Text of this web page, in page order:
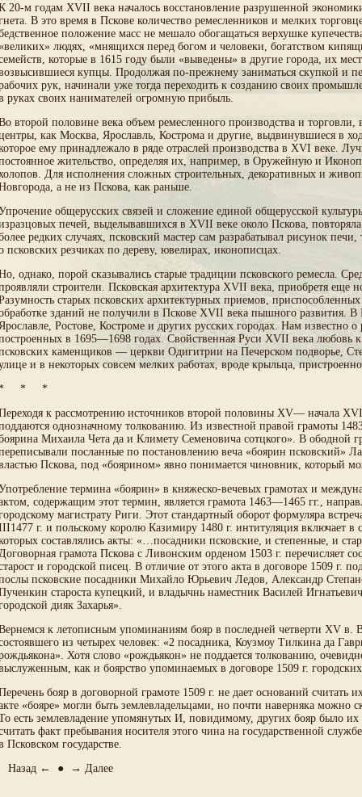
20-м годам XVII века началось восстановление разрушенной
В это время в Пскове количество ремесленников и мелких
положение масс не мешало обогащаться верхушке
людях, «мнящихся перед богом и человеки, богатством
которые в 1615 году были «выведены» в другие города, их
купцы. Продолжая по-прежнему заниматься скупкой и
рук, начинали уже тогда переходить к созданию своих
руках своих нанимателей огромную прибыль.
второй половине века объем ремесленного производства и
как Москва, Ярославль, Кострома и другие, выдвинувшиеся в
ему принадлежало в ряде отраслей производства в XVI веке.
жительство, определяя их, например, в Оружейную и
Для исполнения сложных строительных, декоративных и
а не из Пскова, как раньше.
общерусских связей и сложение единой общерусской
печей, выделывавшихся в XVII веке около Пскова,
редких случаях, псковский мастер сам разрабатывал рисунок
псковских резчиках по дереву, ювелирах, иконописцах.
однако, порой сказывались старые традиции псковского ремесла.
строители. Псковская архитектура XVII века, приобретя еще
старых псковских архитектурных приемов,
зданий не получили в Пскове XVII века пышного развития.
Ростове, Костроме и других русских городах. Нам
в 1695—1698 годах. Свойственная Руси XVII века любовь
каменщиков — церкви Одигитрии на Печерском подворье,
и в некоторых совсем мелких работах, вроде крыльца,
* *
к рассмотрению источников второй половины XV— начала
однозначному толкованию. Из известной правой грамоты
Михаила Чета да и Климету Семеновича сотцкого». В ободной
посланные по постановлению веча «боярин псковский»
Пскова, под «боярином» явно понимается чиновник, который
термина «боярин» в княжеско-вечевых грамотах и
содержащим этот термин, является грамота 1463—1465 гг.,
магистрату Риги. Этот стандартный оборот формуляра
г. и польскому королю Казимиру 1480 г. интитуляция включает в
составлялись акты: «…посадники псковские, и степенные, и
грамота Пскова с Ливонским орденом 1503 г. перечисляет
и городской писец. В отличие от этого акта в договоре 1509
псковские посадники Михайло Юрьевич Ледов, Александр
староста купецкий, и владычнь наместник Василей
дияк Захарья».
к летописным упоминаниям бояр в последней четверти XV в.
из четырех человек: «2 посадника, Коузмоу Тилкина да
Хотя слово «рождьякон» не поддается толкованию,
как и боярство упоминаемых в договоре 1509 г.
бояр в договорной грамоте 1509 г. не дает оснований считать
«бояре» могли быть землевладельцами, но почти наверняка можно
есть землевладение упомянутых И, повидимому, других бояр было
факт пребывания носителя этого чина на государственной
Псковском государстве.
Назад ←
● → Далее